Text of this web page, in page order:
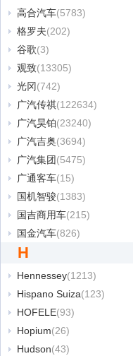
高合汽车(5783)
格罗夫(202)
谷歌(3)
观致(13305)
光冈(742)
广汽传祺(122634)
广汽昊铂(23240)
广汽吉奥(3694)
广汽集团(5475)
广通客车(15)
国机智骏(1383)
国吉商用车(215)
国金汽车(826)
H
Hennessey(1213)
Hispano Suiza(123)
HOFELE(93)
Hopium(26)
Hudson(43)